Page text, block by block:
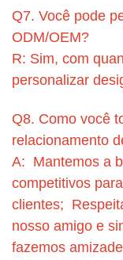
Q7. Você pode
ODM/OEM?
R: Sim, com
personalizar
Q8. Como você
relacionamento
A: Mantemos a
competitivos
clientes;
nosso amigo e
fazemos